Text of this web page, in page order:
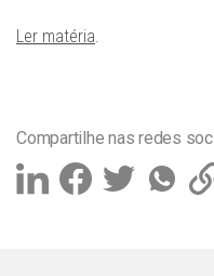
Ler matéria.
Compartilhe nas redes